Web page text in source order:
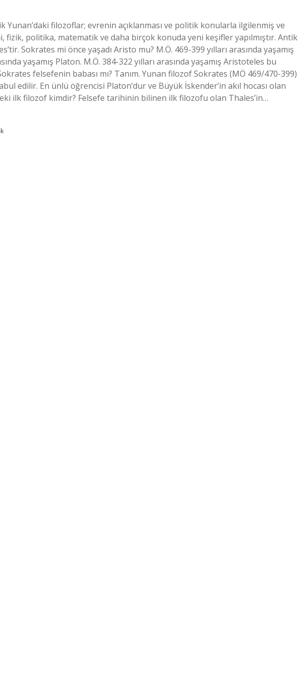
Yunan’daki filozoflar; evrenin açıklanması ve politik konularla ilgilenmiş ve
fizik, politika, matematik ve daha birçok konuda yeni keşifler yapılmıştır. Antik
Sokrates mi önce yaşadı Aristo mu? M.Ö. 469-399 yılları arasında yaşamış
yaşamış Platon. M.Ö. 384-322 yılları arasında yaşamış Aristoteles bu
felsefenin babası mı? Tanım. Yunan filozof Sokrates (MÖ 469/470-399)
edilir. En ünlü öğrencisi Platon’dur ve Büyük İskender’in akıl hocası olan
ilk filozof kimdir? Felsefe tarihinin bilinen ilk filozofu olan Thales’in…